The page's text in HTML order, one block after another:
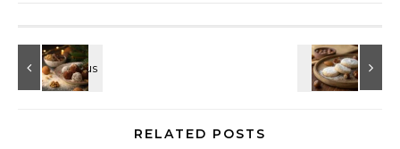
RELATED POSTS